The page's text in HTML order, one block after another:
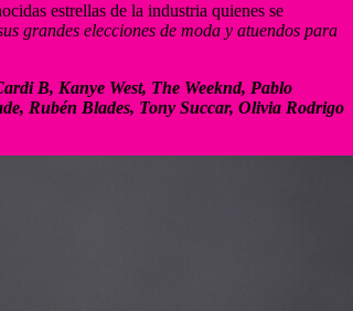
estrellas de la industria quienes se
grandes elecciones de moda y atuendos para
B, Kanye West, The Weeknd, Pablo
Rubén Blades, Tony Succar, Olivia Rodrigo